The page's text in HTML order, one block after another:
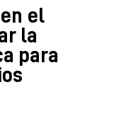
el
la
para